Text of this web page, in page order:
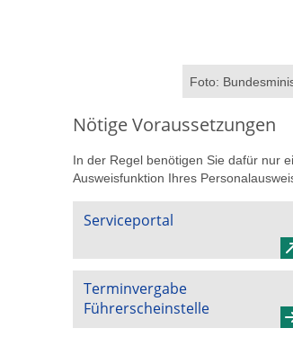
Foto:
Nötige Voraussetzungen
In der Regel benötigen Sie dafür nur
Ausweisfunktion Ihres
Serviceportal
Terminvergabe
Führerscheinstelle